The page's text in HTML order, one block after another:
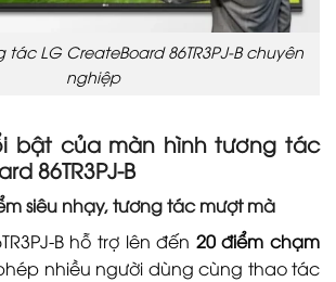
LG CreateBoard 86TR3PJ-B chuyên
nghiệp
bật của màn hình tương tác
86TR3PJ-B
siêu nhạy, tương tác mượt mà
B hỗ trợ lên đến 20 điểm chạm
nhiều người dùng cùng thao tác